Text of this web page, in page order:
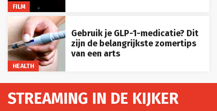
FILM
HEALTH
Gebruik je GLP-1-medicatie? Dit
zijn de belangrijkste zomertips
van een arts
STREAMING IN DE KIJKER